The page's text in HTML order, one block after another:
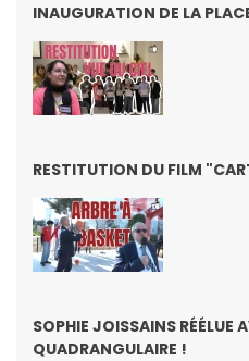
INAUGURATION DE LA
RESTITUTION DU FILM
SOPHIE JOISSAINS RÉÉLUE
QUADRANGULAIRE !